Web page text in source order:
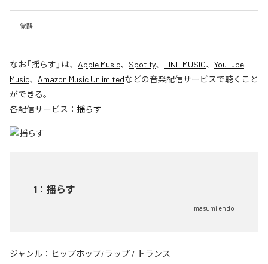
覚醒
なお「揺らす 」は、 Apple Music、 Spotify、 LINE MUSIC、 YouTube
Music、 Amazon Music Unlimitedなどの音楽配信サービスで聴くこと
ができる。
各配信サービス： 揺らす
1 ： 揺らす
masumi endo
ジャンル： ヒップホップ/ラップ / トランス